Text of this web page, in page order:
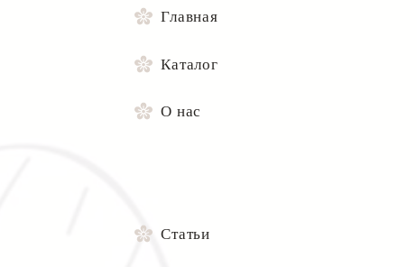
Главная
Каталог
О нас
Статьи